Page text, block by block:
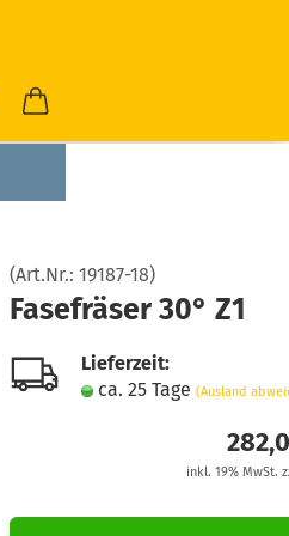
(Art.Nr.: 19187-18)
Fasefräser 30° Z1
Lieferzeit:
ca. 25 Tage (Ausland
inkl. 19% MwSt.